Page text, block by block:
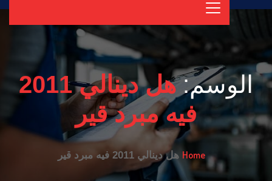
الوسم:
هل دينالي 2011
فيه مبرد قير
Home هل دينالي 2011 فيه مبرد قير